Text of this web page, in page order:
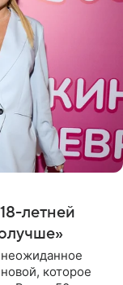
летней
которое